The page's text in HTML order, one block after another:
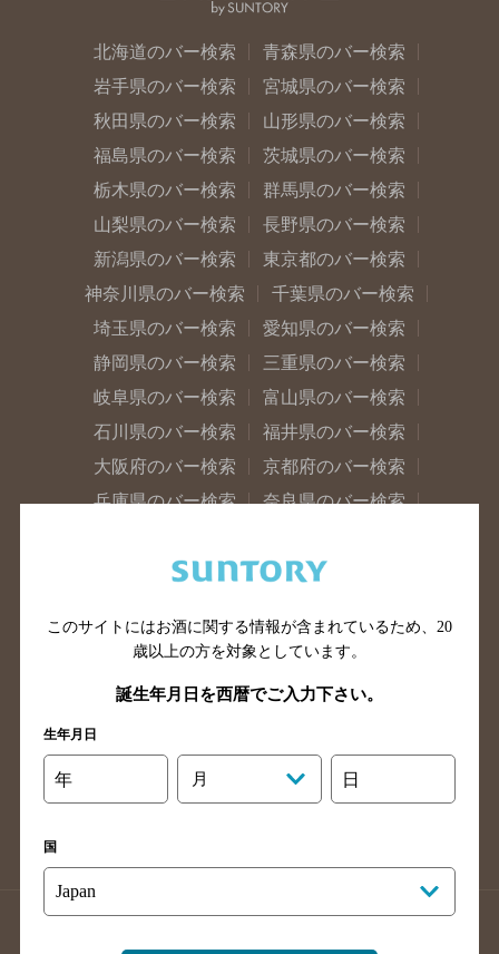
北海道のバー検索
青森県のバー検索
岩手県のバー検索
宮城県のバー検索
秋田県のバー検索
山形県のバー検索
福島県のバー検索
茨城県のバー検索
栃木県のバー検索
群馬県のバー検索
山梨県のバー検索
長野県のバー検索
新潟県のバー検索
東京都のバー検索
神奈川県のバー検索
千葉県のバー検索
埼玉県のバー検索
愛知県のバー検索
静岡県のバー検索
三重県のバー検索
岐阜県のバー検索
富山県のバー検索
石川県のバー検索
福井県のバー検索
大阪府のバー検索
京都府のバー検索
兵庫県のバー検索
奈良県のバー検索
広島県のバー検索
岡山県のバー検索
島根県のバー検索
徳島県のバー検索
高知県のバー検索
福岡県のバー検索
長崎県のバー検索
大分県のバー検索
熊本県のバー検索
このサイトにはお酒に関する情報が含まれているため、 20
歳以上の方を対象としています。
誕生年月日を西暦でご入力下さい。
生年月日
年 月 日
国